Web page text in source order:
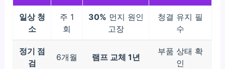
일상 청
소
주 1
회
30% 먼지 원인
고장
청결 유지 필
수
정기 점
검
6개월 램프 교체 1년
부품 상태 확
인